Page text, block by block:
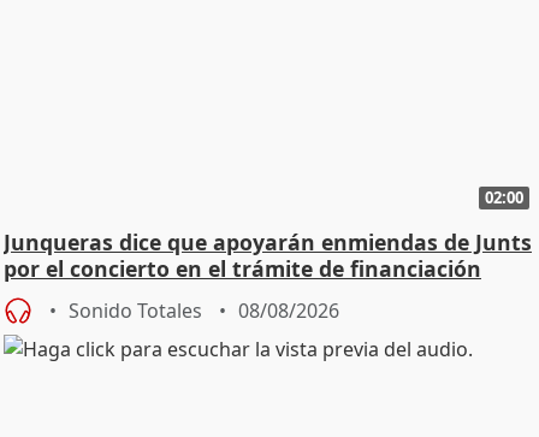
02:00
Junqueras dice que apoyarán enmiendas de Junts
por el concierto en el trámite de financiación
Sonido Totales 08/08/2026